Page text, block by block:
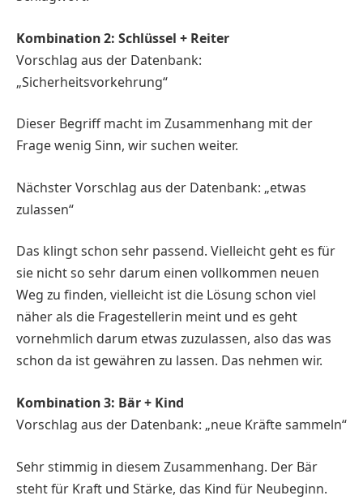
Kombination 2: Schlüssel + Reiter
Vorschlag aus der Datenbank:
„Sicherheitsvorkehrung“
Dieser Begriff macht im Zusammenhang mit der
Frage wenig Sinn, wir suchen weiter.
Nächster Vorschlag aus der Datenbank: „etwas
zulassen“
Das klingt schon sehr passend. Vielleicht geht es für
sie nicht so sehr darum einen vollkommen neuen
Weg zu finden, vielleicht ist die Lösung schon viel
näher als die Fragestellerin meint und es geht
vornehmlich darum etwas zuzulassen, also das was
schon da ist gewähren zu lassen. Das nehmen wir.
Kombination 3: Bär + Kind
Vorschlag aus der Datenbank: „neue Kräfte sammeln“
Sehr stimmig in diesem Zusammenhang. Der Bär
steht für Kraft und Stärke, das Kind für Neubeginn.